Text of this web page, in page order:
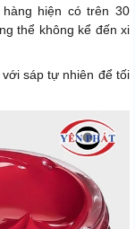
hiện có trên 30
thể không kể đến xi
sáp tự nhiên để tối